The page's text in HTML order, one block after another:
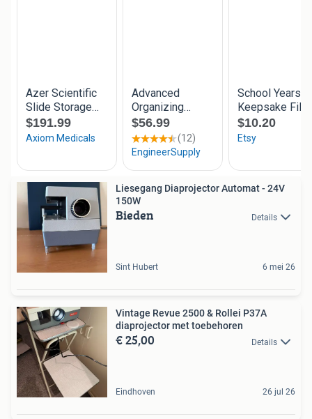
Liesegang Diaprojector Automat - 24V
150W
Bieden Details
Sint Hubert 6 mei 26
Vintage Revue 2500 & Rollei P37A
diaprojector met toebehoren
€ 25,00 Details
Eindhoven 26 jul 26